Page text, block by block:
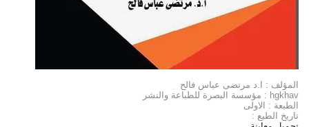
المؤلف : ا.د مرتضى عباس فالح
hgkhav : مؤسسة البصرة للطباعة والنشر
الطبعة : الاولى
تاريخ الطبع :